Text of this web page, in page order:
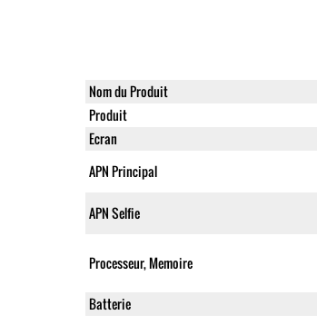
Nom du Produit
Produit
Ecran
APN Principal
APN Selfie
Processeur, Memoire
Batterie